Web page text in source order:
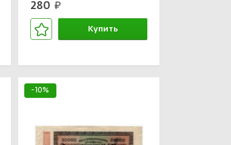
280 руб.
Купить
-10%